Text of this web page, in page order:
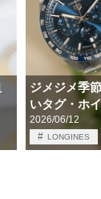
ジメジメ季
いタグ・ホ
2026/06/12
LONGINES